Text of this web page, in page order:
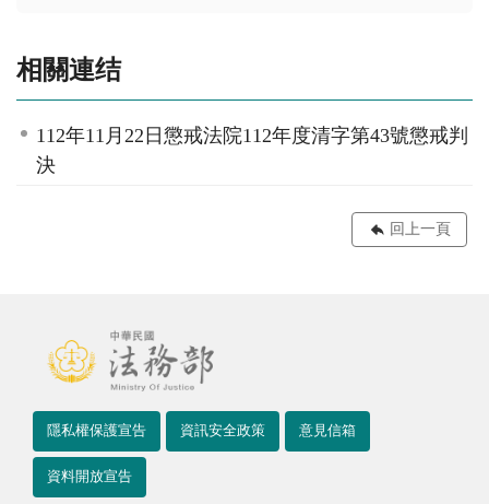
相關連结
112年11月22日懲戒法院112年度清字第43號懲戒判
決
回上一頁
隱私權保護宣告 資訊安全政策 意見信箱
資料開放宣告